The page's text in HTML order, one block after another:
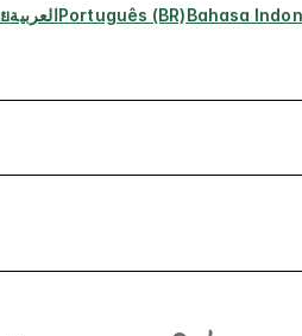
العربيةPortuguês (BR)Bahasa